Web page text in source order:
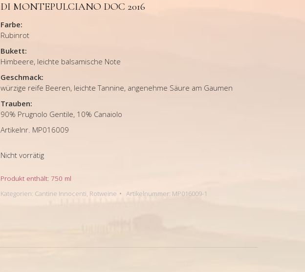
DI MONTEPULCIANO DOC 2016
Farbe:
Rubinrot
Bukett:
Himbeere, leichte balsamische Note
Geschmack:
würzige reife Beeren, leichte Tannine, angenehme Säure am Gaumen
Trauben:
90% Prugnolo Gentile, 10% Canaiolo
Artikelnr. MP016009
Nicht vorrätig
Produkt enthält: 750 ml
Kategorien: Cantine Innocenti, Rotweine Artikelnummer: MP016009-1